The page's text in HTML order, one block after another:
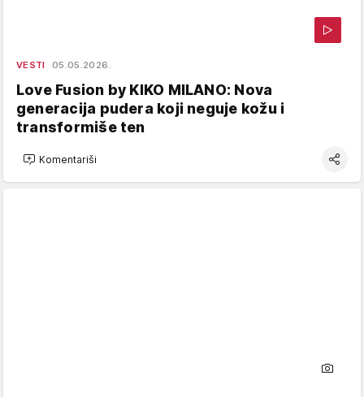
VESTI 05.05.2026.
Love Fusion by KIKO MILANO: Nova
generacija pudera koji neguje kožu i
transformiše ten
Komentariši